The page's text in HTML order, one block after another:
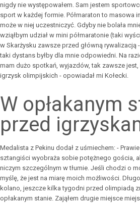
nigdy nie występowałem. Sam jestem
sport w każdej formie. Półmaraton to masowa
może w niej uczestniczyć. Gdyby nie bolała
wziąłbym udział w mini półmaratonie (taki
w Skarżysku zawsze przed główną rywalizacją
taki dystans byłby dla mnie odpowiedni. Na
mam dużo spotkań, wyjazdów, tak zawsze
igrzysk olimpijskich - opowiadał mi Kołecki.
W opłakanym
przed
Medalista z Pekinu dodał z uśmiechem: -
sztangiści wyobraża sobie potężnego gościa,
niczym szczególnym w tłumie. Jeśli chodzi o
myślę, że jest na miarę moich możliwości.
kolano, jeszcze kilka tygodni przed olimpiadą
opłakanym stanie. Zająłem drugie miejsce